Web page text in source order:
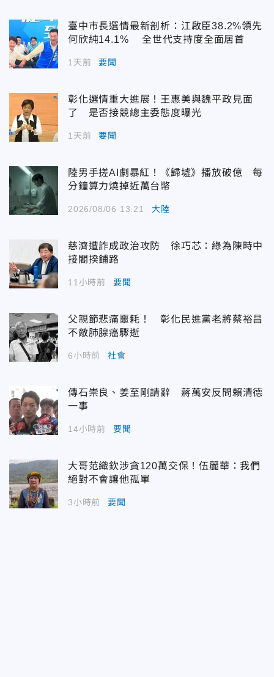
臺中市長選情最新剖析：江啟臣38.2%領先
何欣純14.1% 全世代支持度全面居首
1天前 要聞
彰化選情重大進展！王惠美與魏平政見面
了 是否接競總主委態度曝光
1天前 要聞
陸男手搓AI劇暴紅！《歸墟》播放破億 每
分鐘算力燒掉近萬台幣
2026/08/06 13:21 大陸
慈濟遭詐成政治攻防 徐巧芯：綠為陳時中
接閣揆鋪路
11小時前 要聞
父親節悲痛噩耗！ 彰化民進黨老將蔡裕昌
不敵肺腺癌驟逝
6小時前 社會
傳石崇良、姜至剛請辭 蔣萬安反問賴清德
一事
14小時前 要聞
大哥范織欽涉貪120萬交保！伍麗華：我們
絕對不會讓他孤單
3小時前 要聞